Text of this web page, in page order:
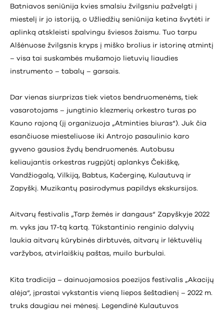
Batniavos seniūnija kvies smalsiu žvilgsniu pažvelgti į
miestelį ir jo istoriją, o Užliedžių seniūnija ketina švytėti ir
aplinką atskleisti spalvingu šviesos žaismu. Tuo tarpu
Alšėnuose žvilgsnis kryps į miško brolius ir istorinę atmintį
– visa tai suskambės mušamojo lietuvių liaudies
instrumento – tabalų – garsais.
Dar vienas siurprizas tiek vietos bendruomenėms, tiek
vasarotojams – jungtinio klezmerių orkestro turas po
Kauno rajoną (jį organizuoja „Atminties biuras“). Juk čia
esančiuose miesteliuose iki Antrojo pasaulinio karo
gyveno gausios žydų bendruomenės. Autobusu
keliaujantis orkestras rugpjūtį aplankys Čekiškę,
Vandžiogalą, Vilkiją, Babtus, Kačerginę, Kulautuvą ir
Zapyškį. Muzikantų pasirodymus papildys ekskursijos.
Aitvarų festivalis „Tarp žemės ir dangaus“ Zapyškyje 2022
m. vyks jau 17-tą kartą. Tūkstantinio renginio dalyvių
laukia aitvarų kūrybinės dirbtuvės, aitvarų ir lėktuvėlių
varžybos, atvirlaiškių paštas, muilo burbulai.
Kita tradicija – dainuojamosios poezijos festivalis „Akacijų
alėja“, įprastai vykstantis vieną liepos šeštadienį – 2022 m.
truks daugiau nei mėnesį. Legendinė Kulautuvos